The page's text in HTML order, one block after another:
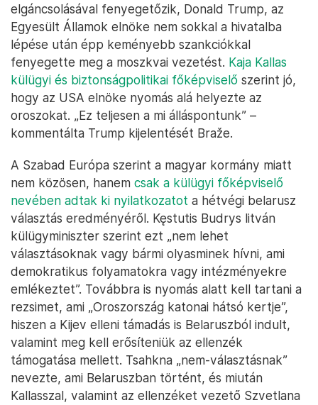
elgáncsolásával fenyegetőzik, Donald Trump, az
Egyesült Államok elnöke nem sokkal a hivatalba
lépése után épp keményebb szankciókkal
fenyegette meg a moszkvai vezetést. Kaja Kallas
külügyi és biztonságpolitikai főképviselő szerint jó,
hogy az USA elnöke nyomás alá helyezte az
oroszokat. „Ez teljesen a mi álláspontunk” –
kommentálta Trump kijelentését Braže.
A Szabad Európa szerint a magyar kormány miatt
nem közösen, hanem csak a külügyi főképviselő
nevében adtak ki nyilatkozatot a hétvégi belarusz
választás eredményéről. Kęstutis Budrys litván
külügyminiszter szerint ezt „nem lehet
választásoknak vagy bármi olyasminek hívni, ami
demokratikus folyamatokra vagy intézményekre
emlékeztet”. Továbbra is nyomás alatt kell tartani a
rezsimet, ami „Oroszország katonai hátsó kertje”,
hiszen a Kijev elleni támadás is Belaruszból indult,
valamint meg kell erősíteniük az ellenzék
támogatása mellett. Tsahkna „nem-választásnak”
nevezte, ami Belaruszban történt, és miután
Kallasszal, valamint az ellenzéket vezető Szvetlana